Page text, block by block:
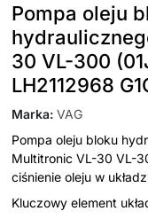
Pompa oleju
30 VL-300
LH2112968
Marka: VAG
Pompa oleju bloku
Multitronic VL-30 VL-
ciśnienie oleju w
Kluczowy element